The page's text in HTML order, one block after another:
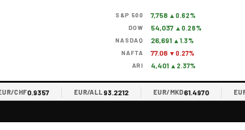
S&P 500 7,758 ▲0.62%
DOW 54,037 ▲0.28%
NASDAQ 26,691 ▲1.3%
NAFTA 77.08 ▼0.27%
ARI 4,401 ▲2.37%
0.9357 EUR/ALL93.2212 EUR/MKD61.4970 EUR/